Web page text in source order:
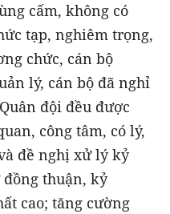
cấm, không có
tạp, nghiêm trọng,
chức, cán bộ
lý, cán bộ đã nghỉ
đội đều được
công tâm, có lý,
đề nghị xử lý kỷ
thuận, kỷ
cao; tăng cường